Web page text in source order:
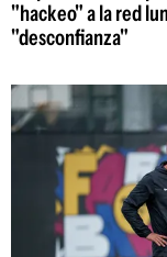
"hackeo" a la red
"desconfianza"